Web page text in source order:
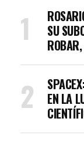
SU
EN LA